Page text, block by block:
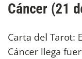
Cáncer (21
Carta del Tarot:
Cáncer llega